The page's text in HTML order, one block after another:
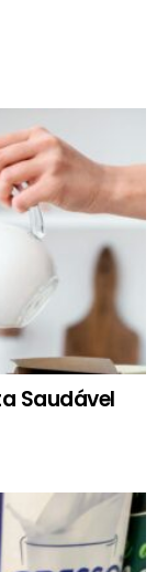
Saudável